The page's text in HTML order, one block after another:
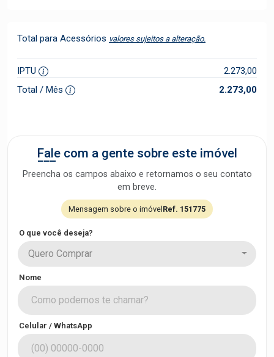
Total para Acessórios valores sujeitos a alteração.
IPTU
2.273,00
Total / Mês
2.273,00
Fale com a gente sobre este imóvel
Preencha os campos abaixo e retornamos o seu contato
em breve.
Mensagem sobre o imóvelRef. 151775
O que você deseja?
Quero Comprar
Nome
Celular / WhatsApp